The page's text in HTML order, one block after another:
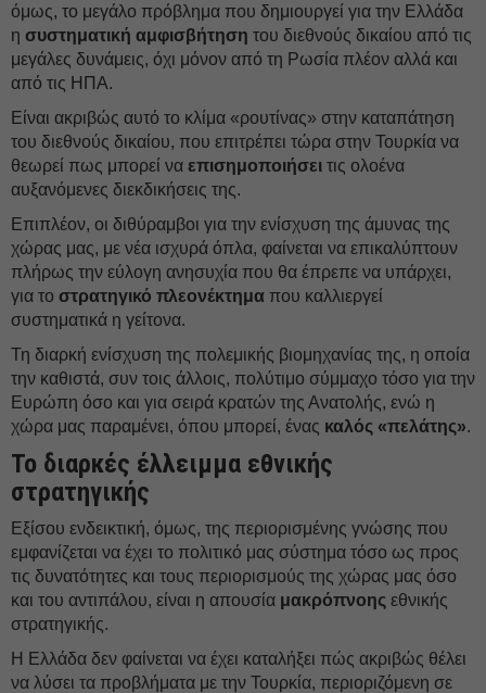
όμως, το μεγάλο πρόβλημα που δημιουργεί για την Ελλάδα
η συστηματική αμφισβήτηση του διεθνούς δικαίου από τις
μεγάλες δυνάμεις, όχι μόνον από τη Ρωσία πλέον αλλά και
από τις ΗΠΑ.
Είναι ακριβώς αυτό το κλίμα «ρουτίνας» στην καταπάτηση
του διεθνούς δικαίου, που επιτρέπει τώρα στην Τουρκία να
θεωρεί πως μπορεί να επισημοποιήσει τις ολοένα
αυξανόμενες διεκδικήσεις της.
Επιπλέον, οι διθύραμβοι για την ενίσχυση της άμυνας της
χώρας μας, με νέα ισχυρά όπλα, φαίνεται να επικαλύπτουν
πλήρως την εύλογη ανησυχία που θα έπρεπε να υπάρχει,
για το στρατηγικό πλεονέκτημα που καλλιεργεί
συστηματικά η γείτονα.
Τη διαρκή ενίσχυση της πολεμικής βιομηχανίας της, η οποία
την καθιστά, συν τοις άλλοις, πολύτιμο σύμμαχο τόσο για την
Ευρώπη όσο και για σειρά κρατών της Ανατολής, ενώ η
χώρα μας παραμένει, όπου μπορεί, ένας καλός «πελάτης».
Το διαρκές έλλειμμα εθνικής
στρατηγικής
Εξίσου ενδεικτική, όμως, της περιορισμένης γνώσης που
εμφανίζεται να έχει το πολιτικό μας σύστημα τόσο ως προς
τις δυνατότητες και τους περιορισμούς της χώρας μας όσο
και του αντιπάλου, είναι η απουσία μακρόπνοης εθνικής
στρατηγικής.
Η Ελλάδα δεν φαίνεται να έχει καταλήξει πώς ακριβώς θέλει
να λύσει τα προβλήματα με την Τουρκία, περιοριζόμενη σε